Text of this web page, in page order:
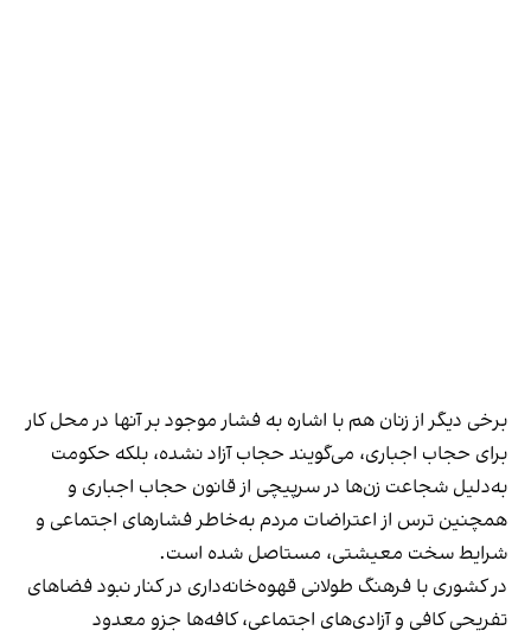
برخی دیگر از زنان هم با اشاره به فشار موجود بر آنها در محل کار
برای حجاب اجباری، می‌گویند حجاب آزاد نشده، بلکه حکومت
به‌دلیل شجاعت زن‌ها در سرپیچی از قانون حجاب اجباری و
همچنین ترس از اعتراضات مردم به‌خاطر فشارهای اجتماعی و
شرایط سخت معیشتی، مستاصل شده است.
در کشوری با فرهنگ طولانی قهوه‌‌خانه‌داری در کنار نبود فضاهای
تفریحی کافی و آزادی‌های اجتماعی، کافه‌ها جزو معدود